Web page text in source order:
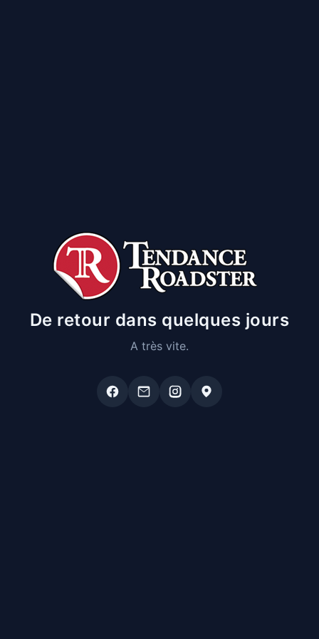
De retour dans quelques jours
A très vite.